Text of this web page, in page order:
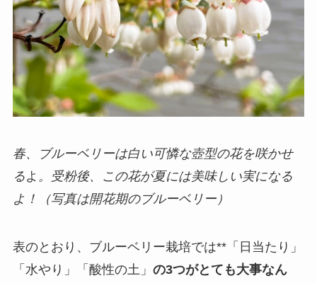
春、ブルーベリーは白い可憐な壺型の花を咲かせ
るよ 。受粉後、この花が夏には美味しい実になる
よ！（写真は開花期のブルーベリー）
表のとおり、ブルーベリー栽培では**「日当たり」
「水やり」「酸性の土」 の3つがとても大事なん